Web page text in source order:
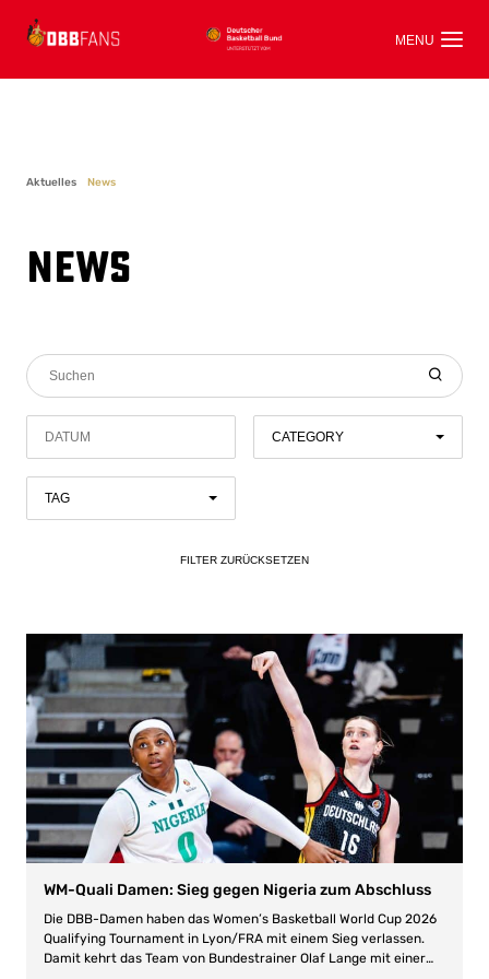
Aktuelles News
News
CATEGORY
TAG
FILTER ZURÜCKSETZEN
WM-Quali Damen: Sieg gegen Nigeria zum Abschluss
Die DBB-Damen haben das Women’s Basketball World Cup 2026
Qualifying Tournament in Lyon/FRA mit einem Sieg verlassen.
Damit kehrt das Team von Bundestrainer Olaf Lange mit einer